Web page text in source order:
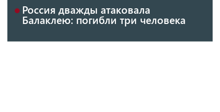
Россия дважды атаковала
Балаклею: погибли три человека